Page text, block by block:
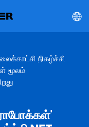
நிகழ்ச்சி
மூலம்